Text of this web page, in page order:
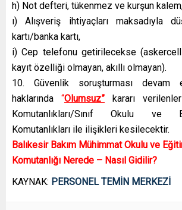
h) Not defteri, tükenmez ve kurşun
ı) Alışveriş ihtiyaçları maksadıyla
kartı/banka kartı,
i) Cep telefonu getirilecekse (askercell
kayıt özelliği olmayan, akıllı olmayan).
10. Güvenlik soruşturması devam
haklarında “Olumsuz” kararı
Komutanlıkları/Sınıf Okulu ve
Komutanlıkları ile ilişikleri kesilecektir.
Balıkesir Bakım Mühimmat Okulu ve
Komutanlığı Nerede – Nasıl Gidilir?
KAYNAK: PERSONEL TEMİN MERKEZİ